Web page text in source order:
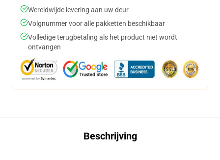
Wereldwijde levering aan uw deur
Volgnummer voor alle pakketten beschikbaar
Volledige terugbetaling als het product niet wordt
ontvangen
Beschrijving